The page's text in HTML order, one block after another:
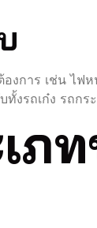
การ เช่น ไฟ
งรถเก๋ง รถกร
ภ